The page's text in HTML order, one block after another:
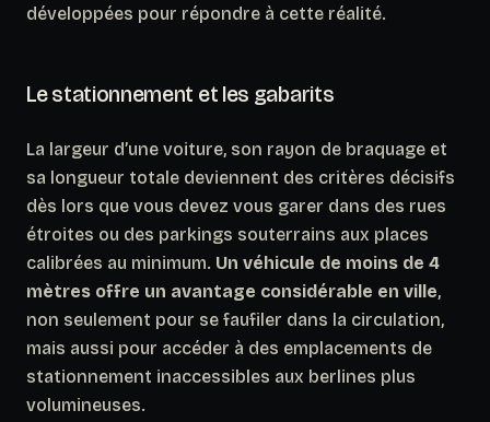
développées pour répondre à cette réalité.
Le stationnement et les gabarits
La largeur d’une voiture, son rayon de braquage et
sa longueur totale deviennent des critères décisifs
dès lors que vous devez vous garer dans des rues
étroites ou des parkings souterrains aux places
calibrées au minimum. Un véhicule de moins de 4
mètres offre un avantage considérable en ville,
non seulement pour se faufiler dans la circulation,
mais aussi pour accéder à des emplacements de
stationnement inaccessibles aux berlines plus
volumineuses.